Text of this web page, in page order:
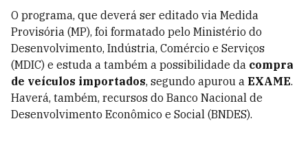
O programa, que deverá ser editado via Medida
Provisória (MP), foi formatado pelo Ministério do
Desenvolvimento, Indústria, Comércio e Serviços
(MDIC) e estuda a também a possibilidade da compra
de veículos importados, segundo apurou a EXAME.
Haverá, também, recursos do Banco Nacional de
Desenvolvimento Econômico e Social (BNDES).